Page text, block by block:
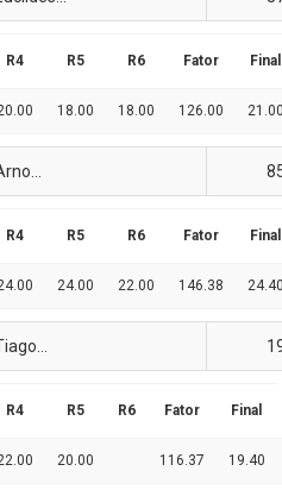
R4 R5 R6 Fator Final
18.00 18.00 126.00
R4 R5 R6 Fator Final
24.00 22.00 146.38
R4 R5 R6 Fator Final
20.00 116.37 19.40